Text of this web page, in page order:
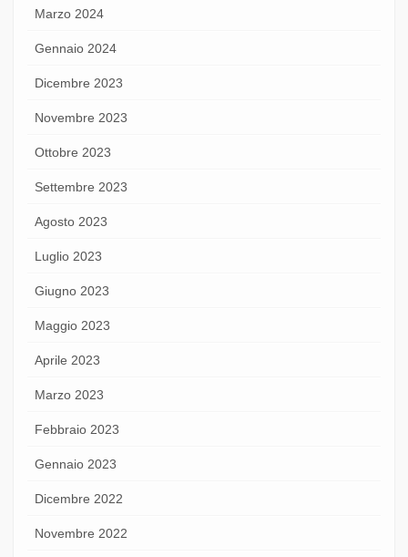
Marzo 2024
Gennaio 2024
Dicembre 2023
Novembre 2023
Ottobre 2023
Settembre 2023
Agosto 2023
Luglio 2023
Giugno 2023
Maggio 2023
Aprile 2023
Marzo 2023
Febbraio 2023
Gennaio 2023
Dicembre 2022
Novembre 2022